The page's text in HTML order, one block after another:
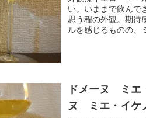
い。いままで飲んで
思う程の外観。期
ルを感じるものの、
ドメーヌ ミ
ヌ ミエ・イケ